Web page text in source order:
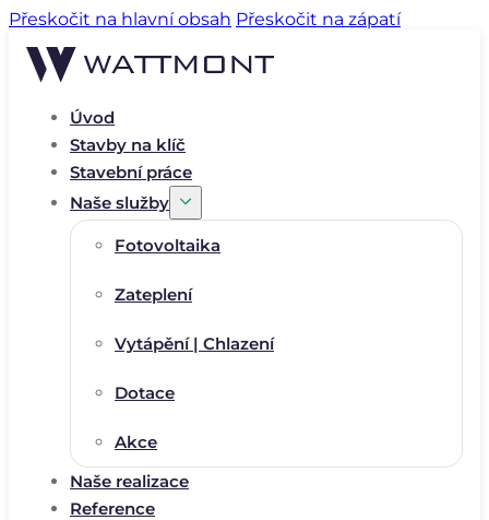
Přeskočit na hlavní obsah Přeskočit na zápatí
Úvod
Stavby na klíč
Stavební práce
Naše služby
Fotovoltaika
Zateplení
Vytápění | Chlazení
Dotace
Akce
Naše realizace
Reference